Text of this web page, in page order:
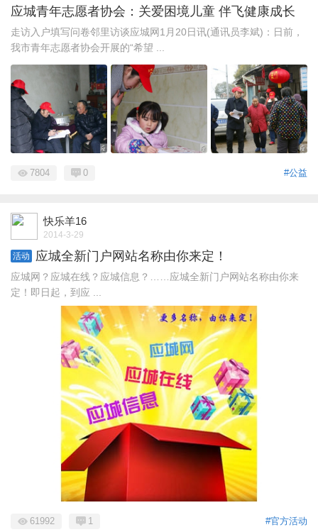
应城青年志愿者协会：关爱困境儿童 伴飞健康成长
走访入户填写问卷邻里访谈应城网1月20日讯(通讯员李斌)：日前，
我市青年志愿者协会开展的“希望 ...
#公益
7804 0
快乐羊16
2014-3-29
活动 应城全新门户网站名称由你来定！
应城网？应城在线？应城信息？……应城全新门户网站名称由你来
定！即日起，到应 ...
#官方活动
61992 1